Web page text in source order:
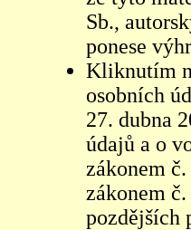
Sb.,
ponese
Kliknutím
osobních
27. dubna
údajů a o
zákonem
zákonem
pozdějších